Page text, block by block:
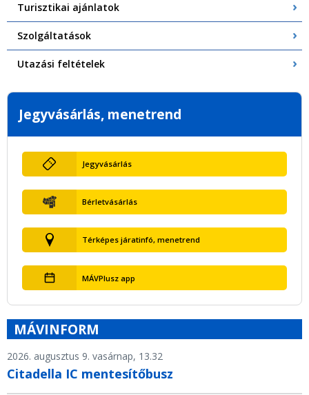
Turisztikai ajánlatok
Szolgáltatások
Utazási feltételek
Jegyvásárlás, menetrend
Jegyvásárlás
Bérletvásárlás
Térképes járatinfó, menetrend
MÁVPlusz app
MÁVINFORM
2026. augusztus 9. vasárnap, 13.32
Citadella IC mentesítőbusz